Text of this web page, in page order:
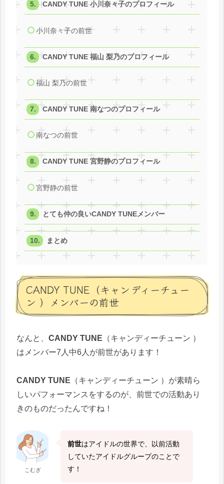
CANDY TUNE 小川奈々子のプロフィール
小川奈々子の前世
CANDY TUNE 福山 梨乃のプロフィール
福山 梨乃の前世
CANDY TUNE 南なつのプロフィール
南なつの前世
CANDY TUNE 宮野静のプロフィール
宮野静の前世
とても仲の良いCANDY TUNEメンバー
まとめ
CANDY TUNE（キャンディーチュー
ン ）メンバーの前世
なんと、 CANDY TUNE （キャンディーチューン ）
はメンバー7人中6人が前世があります！
CANDY TUNE （キャンディーチューン ）が素晴ら
しいパフォーマンスをするのが、前世での活動あり
きのものだったんですね！
こむぎ
前世はアイドルの世界で、以前活動
していたアイドルグループのことで
す！